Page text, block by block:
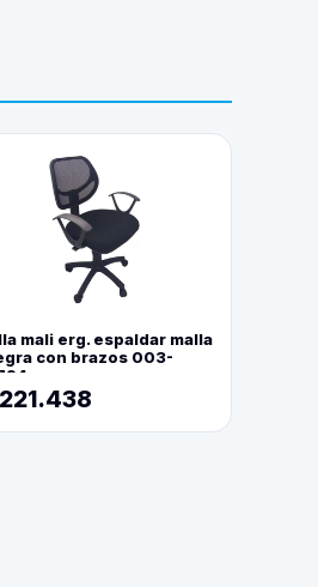
mali erg. espaldar malla
con brazos 003-